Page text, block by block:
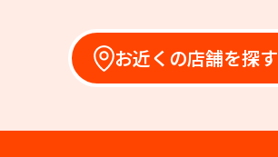
お近くの店舗を探す